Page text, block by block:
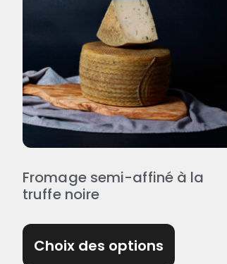
Fromage semi-affiné à la
truffe noire
Choix des options